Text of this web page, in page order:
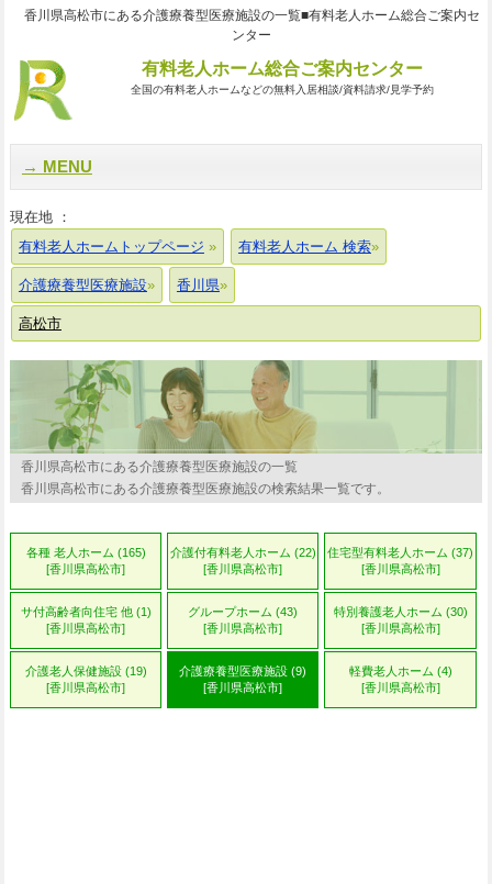
香川県高松市にある介護療養型医療施設の一覧■有料老人ホーム総合ご案内セ
ンター
有料老人ホーム総合ご案内センター
全国の有料老人ホームなどの無料入居相談/資料請求/見学予約
MENU
現在地 ：
有料老人ホームトップページ
有料老人ホーム 検索
介護療養型医療施設 香川県
高松市
香川県高松市にある介護療養型医療施設の一覧
香川県高松市にある介護療養型医療施設の検索結果一覧です。
各種 老人ホーム (165)
[香川県高松市]
介護付有料老人ホーム (22)
[香川県高松市]
住宅型有料老人ホーム (37)
[香川県高松市]
サ付高齢者向住宅 他 (1)
[香川県高松市]
グループホーム (43)
[香川県高松市]
特別養護老人ホーム (30)
[香川県高松市]
介護老人保健施設 (19)
[香川県高松市]
介護療養型医療施設 (9)
[香川県高松市]
軽費老人ホーム (4)
[香川県高松市]